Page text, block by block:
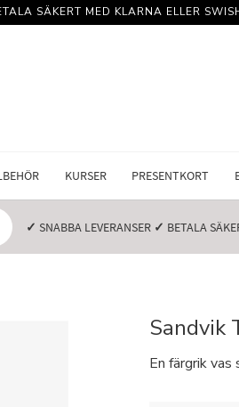
SÄKERT MED KLARNA ELLER
KURSER PRESENTKORT
✓ SNABBA LEVERANSER️ ✓ BETALA
Sandvik
En färgrik vas